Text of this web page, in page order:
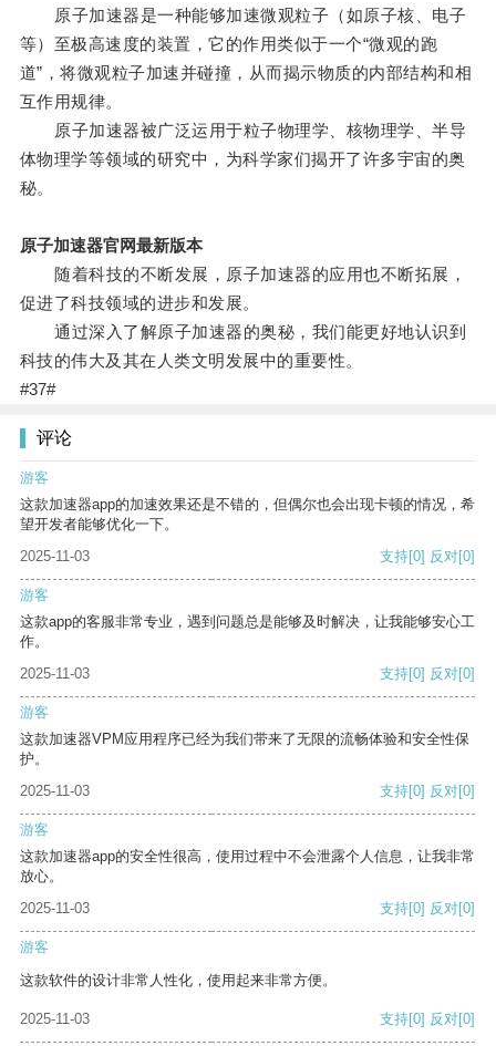
原子加速器是一种能够加速微观粒子（如原子核、电子
等）至极高速度的装置，它的作用类似于一个“微观的跑
道”，将微观粒子加速并碰撞，从而揭示物质的内部结构和相
互作用规律。
原子加速器被广泛运用于粒子物理学、核物理学、半导
体物理学等领域的研究中，为科学家们揭开了许多宇宙的奥
秘。
原子加速器官网最新版本
随着科技的不断发展，原子加速器的应用也不断拓展，
促进了科技领域的进步和发展。
通过深入了解原子加速器的奥秘，我们能更好地认识到
科技的伟大及其在人类文明发展中的重要性。
#37#
评论
游客
这款加速器app的加速效果还是不错的，但偶尔也会出现卡顿的情况，希
望开发者能够优化一下。
2025-11-03
支持[0] 反对[0]
游客
这款app的客服非常专业，遇到问题总是能够及时解决，让我能够安心工
作。
2025-11-03
支持[0] 反对[0]
游客
这款加速器VPM应用程序已经为我们带来了无限的流畅体验和安全性保
护。
2025-11-03
支持[0] 反对[0]
游客
这款加速器app的安全性很高，使用过程中不会泄露个人信息，让我非常
放心。
2025-11-03
支持[0] 反对[0]
游客
这款软件的设计非常人性化，使用起来非常方便。
2025-11-03 支持[0] 反对[0]